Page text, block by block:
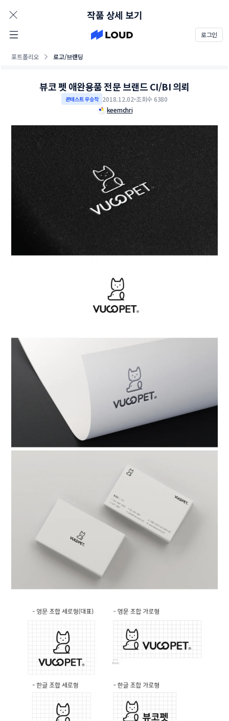
로그인
포트폴리오 로고/브랜딩
작품 상세 보기
뷰코 펫 애완용품 전문 브랜드 CI/BI 의뢰
콘테스트 우승작 2018.12.02 조회수 6380
keemchri